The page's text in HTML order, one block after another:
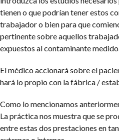
tienen o que podrían tener estos
trabajador o bien para que
pertinente sobre aquellos
expuestos al contaminante
El médico accionará sobre el
hará lo propio con la fábrica /
Como lo mencionamos
La práctica nos muestra que se
entre estas dos prestaciones en